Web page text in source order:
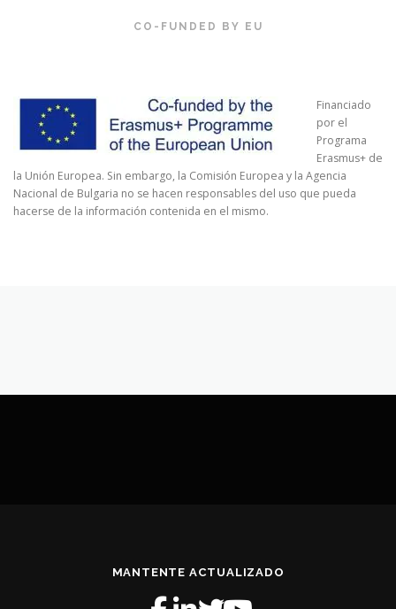
CO-FUNDED BY EU
Financiado
por el
Programa
Erasmus+ de
la Unión Europea. Sin embargo, la Comisión Europea y la Agencia
Nacional de Bulgaria no se hacen responsables del uso que pueda
hacerse de la información contenida en el mismo.
MANTENTE ACTUALIZADO